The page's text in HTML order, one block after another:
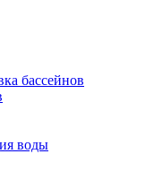
бассейнов
воды